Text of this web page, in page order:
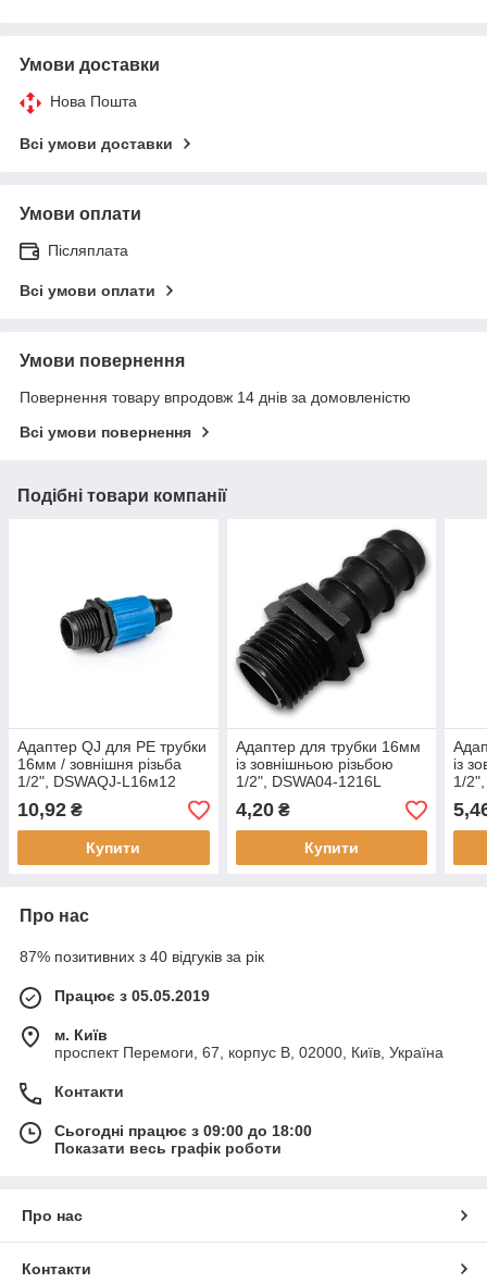
Умови доставки
Нова Пошта
Всі умови доставки
Умови оплати
Післяплата
Всі умови оплати
Умови повернення
Повернення товару впродовж 14 днів за домовленістю
Всі умови повернення
Подібні товари компанії
Адаптер QJ для PE трубки
16мм / зовнішня різьба
1/2", DSWAQJ-L16м12
10,92 ₴
Купити
Адаптер для трубки 16мм
із зовнішньою різьбою
1/2", DSWA04-1216L
4,20₴
Купити
із
1/
Про нас
87% позитивних з 40 відгуків за рік
Працює з 05.05.2019
м. Київ
проспект Перемоги, 67, корпус В, 02000, Київ, Україна
Контакти
Сьогодні працює з 09:00 до 18:00
Показати весь графік роботи
Про нас
Контакти